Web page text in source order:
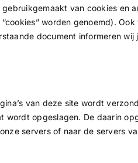
gebruikgemaakt van cookies en
worden genoemd).
document informeren wij
van deze site wordt
opgeslagen. De daarin
servers of naar de servers